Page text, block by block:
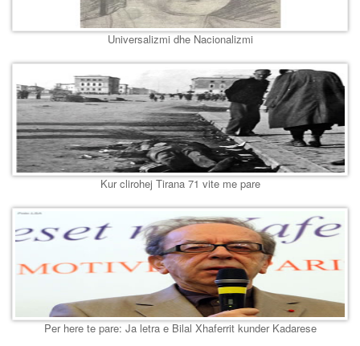
Universalizmi dhe Nacionalizmi
Kur clirohej Tirana 71 vite me pare
Per here te pare: Ja letra e Bilal Xhaferrit kunder Kadarese